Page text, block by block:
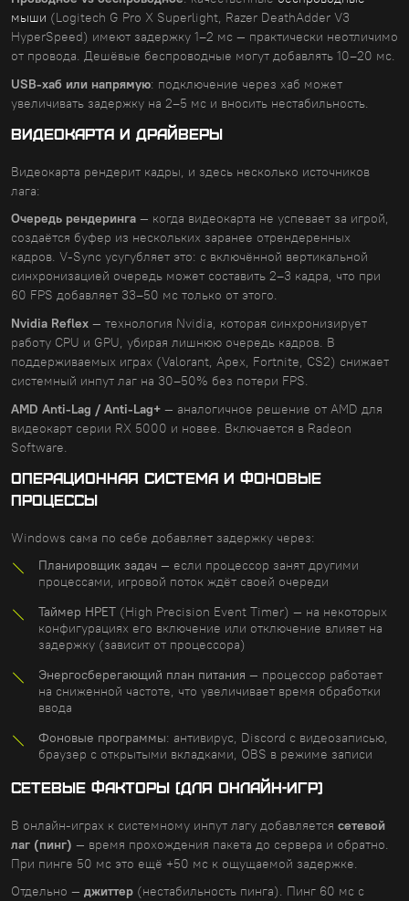
мыши (Logitech G Pro X Superlight, Razer DeathAdder V3
HyperSpeed) имеют задержку 1–2 мс — практически неотличимо
от провода. Дешёвые беспроводные могут добавлять 10–20 мс.
USB-хаб или напрямую: подключение через хаб может
увеличивать задержку на 2–5 мс и вносить нестабильность.
ВИДЕОКАРТА И ДРАЙВЕРЫ
Видеокарта рендерит кадры, и здесь несколько источников
лага:
Очередь рендеринга — когда видеокарта не успевает за игрой,
создаётся буфер из нескольких заранее отрендеренных
кадров. V-Sync усугубляет это: с включённой вертикальной
синхронизацией очередь может составить 2–3 кадра, что при
60 FPS добавляет 33–50 мс только от этого.
Nvidia Reflex — технология Nvidia, которая синхронизирует
работу CPU и GPU, убирая лишнюю очередь кадров. В
поддерживаемых играх (Valorant, Apex, Fortnite, CS2) снижает
системный инпут лаг на 30–50% без потери FPS.
AMD Anti-Lag / Anti-Lag+ — аналогичное решение от AMD для
видеокарт серии RX 5000 и новее. Включается в Radeon
Software.
ОПЕРАЦИОННАЯ СИСТЕМА И ФОНОВЫЕ
ПРОЦЕССЫ
Windows сама по себе добавляет задержку через:
Планировщик задач — если процессор занят другими
процессами, игровой поток ждёт своей очереди
Таймер HPET (High Precision Event Timer) — на некоторых
конфигурациях его включение или отключение влияет на
задержку (зависит от процессора)
Энергосберегающий план питания — процессор работает
на сниженной частоте, что увеличивает время обработки
ввода
Фоновые программы: антивирус, Discord с видеозаписью,
браузер с открытыми вкладками, OBS в режиме записи
СЕТЕВЫЕ ФАКТОРЫ (ДЛЯ ОНЛАЙН-ИГР)
В онлайн-играх к системному инпут лагу добавляется сетевой
лаг (пинг) — время прохождения пакета до сервера и обратно.
При пинге 50 мс это ещё +50 мс к ощущаемой задержке.
Отдельно — джиттер (нестабильность пинга). Пинг 60 мс с